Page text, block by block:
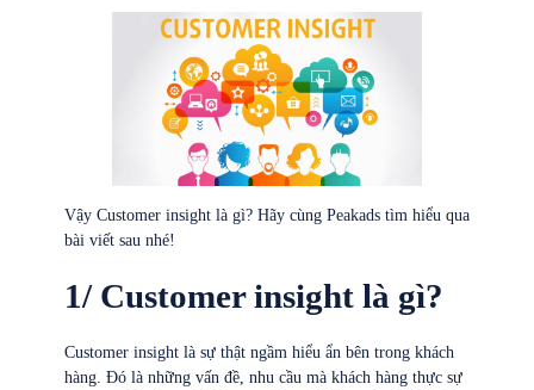
Vậy Customer insight là gì? Hãy cùng Peakads tìm hiểu qua
bài viết sau nhé!
1/ Customer insight là gì?
Customer insight là sự thật ngầm hiểu ẩn bên trong khách
hàng. Đó là những vấn đề, nhu cầu mà khách hàng thực sự